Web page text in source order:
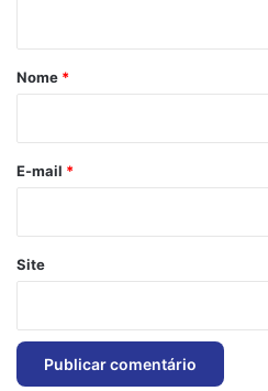
r
*
Nome *
E-mail *
Site